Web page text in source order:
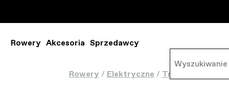
Rowery Akcesoria Sprzedawcy
Rowery / Elektryczne / Trekking